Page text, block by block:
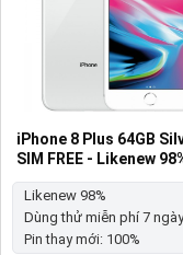
iPhone 8 Plus 64GB
SIM FREE - Likenew
Likenew 98%
Dùng thử miễn phí 7 ngày
Pin thay mới: 100%